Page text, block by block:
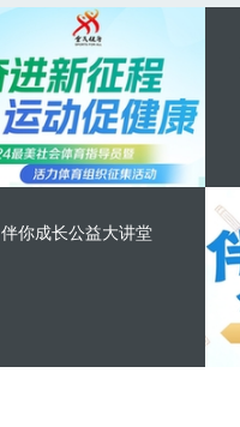
伴你成长公益大讲堂